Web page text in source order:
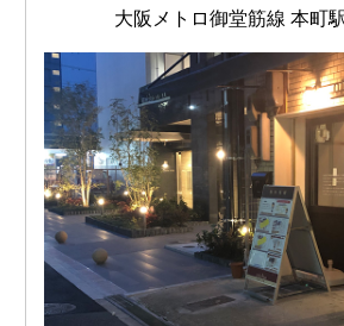
大阪メトロ御堂筋線 本町